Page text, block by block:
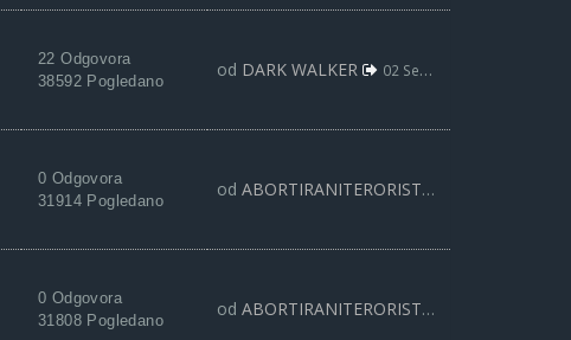
22 Odgovora
38592 Pogledano
od DARK WALKER 02 Sep 2021, 16:40
0 Odgovora
31914 Pogledano
od ABORTIRANITERORISTA
0 Odgovora
31808 Pogledano
od ABORTIRANITERORISTA